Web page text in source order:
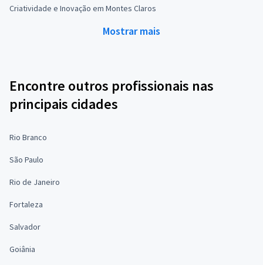
Criatividade e Inovação em Montes Claros
Mostrar mais
Encontre outros profissionais nas
principais cidades
Rio Branco
São Paulo
Rio de Janeiro
Fortaleza
Salvador
Goiânia